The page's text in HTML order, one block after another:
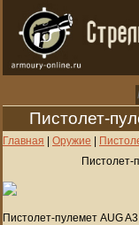
Пистолет-
Главная | Оружие |
Пистолет-
Пистолет-пулемет AUG